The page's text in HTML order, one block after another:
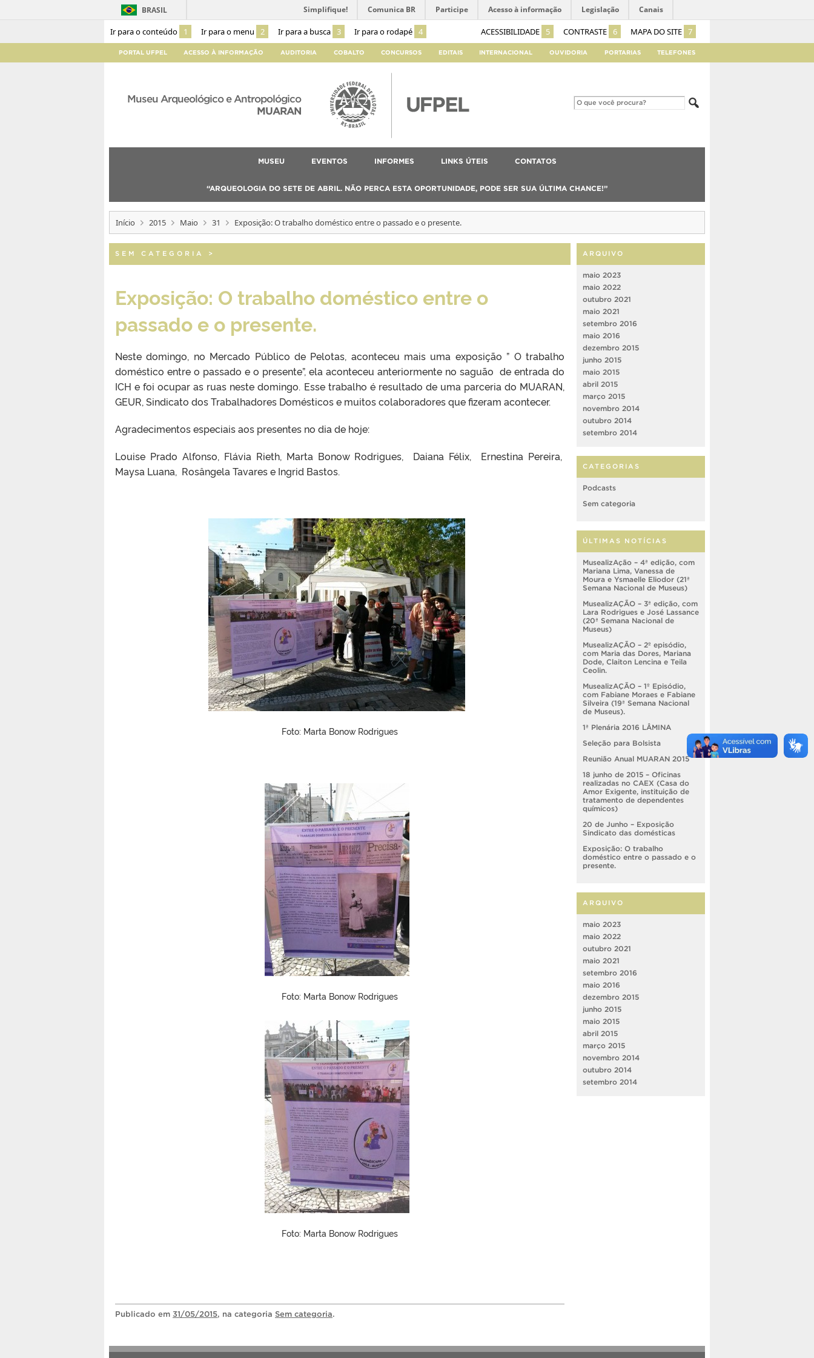
Ir para o conteúdo 1 Ir para o menu 2 Ir para a busca 3 Ir para o rodapé 4 ACESSIBILIDADE 5 CONTRASTE 6 MAPA DO SITE 7
BRASIL Simplifique! Comunica BR Participe Acesso à informação Legislação Canais
PORTAL UFPEL ACESSO À INFORMAÇÃO AUDITORIA COBALTO CONCURSOS EDITAIS INTERNACIONAL OUVIDORIA PORTARIAS TELEFONES
Museu Arqueológico e Antropológico
MUARAN
MUSEU EVENTOS INFORMES LINKS ÚTEIS CONTATOS
“ARQUEOLOGIA DO SETE DE ABRIL. NÃO PERCA ESTA OPORTUNIDADE, PODE SER SUA ÚLTIMA CHANCE!”
Início 2015 Maio 31 Exposição: O trabalho doméstico entre o passado e o presente.
SEM CATEGORIA >
Exposição: O trabalho doméstico entre o
passado e o presente.
Neste domingo, no Mercado Público de Pelotas, aconteceu mais uma exposição ” O trabalho
doméstico entre o passado e o presente”, ela aconteceu anteriormente no saguão de entrada do
ICH e foi ocupar as ruas neste domingo. Esse trabalho é resultado de uma parceria do MUARAN,
GEUR, Sindicato dos Trabalhadores Domésticos e muitos colaboradores que fizeram acontecer.
Agradecimentos especiais aos presentes no dia de hoje:
Louise Prado Alfonso, Flávia Rieth, Marta Bonow Rodrigues, Daiana Félix, Ernestina Pereira,
Maysa Luana, Rosângela Tavares e Ingrid Bastos.
Foto: Marta Bonow Rodrigues
Foto: Marta Bonow Rodrigues
Foto: Marta Bonow Rodrigues
Publicado em 31/05/2015, na categoria Sem categoria.
ARQUIVO
maio 2023
maio 2022
outubro 2021
maio 2021
setembro 2016
maio 2016
dezembro 2015
junho 2015
maio 2015
abril 2015
março 2015
novembro 2014
outubro 2014
setembro 2014
CATEGORIAS
Podcasts
Sem categoria
ÚLTIMAS NOTÍCIAS
MusealizAção – 4ª edição, com
Mariana Lima, Vanessa de
Moura e Ysmaelle Eliodor (21ª
Semana Nacional de Museus)
MusealizAÇÃO – 3ª edição, com
Lara Rodrigues e José Lassance
(20ª Semana Nacional de
Museus)
MusealizAÇÃO – 2º episódio,
com Maria das Dores, Mariana
Dode, Claiton Lencina e Teila
Ceolin.
MusealizAÇÃO – 1º Episódio,
com Fabiane Moraes e Fabiane
Silveira (19ª Semana Nacional
de Museus).
1ª Plenária 2016 LÂMINA
Seleção para Bolsista
Reunião Anual MUARAN 2015
18 junho de 2015 – Oficinas
realizadas no CAEX (Casa do
Amor Exigente, instituição de
tratamento de dependentes
químicos)
20 de Junho – Exposição
Sindicato das domésticas
Exposição: O trabalho
doméstico entre o passado e o
presente.
ARQUIVO
maio 2023
maio 2022
outubro 2021
maio 2021
setembro 2016
maio 2016
dezembro 2015
junho 2015
maio 2015
abril 2015
março 2015
novembro 2014
outubro 2014
setembro 2014